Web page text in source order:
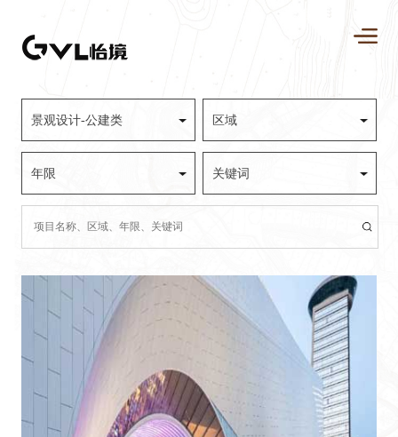
景观设计-公建类 区域
年限 关键词